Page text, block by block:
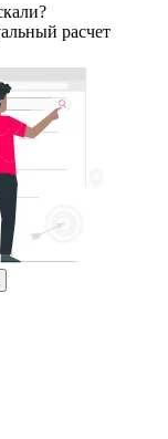
расчет